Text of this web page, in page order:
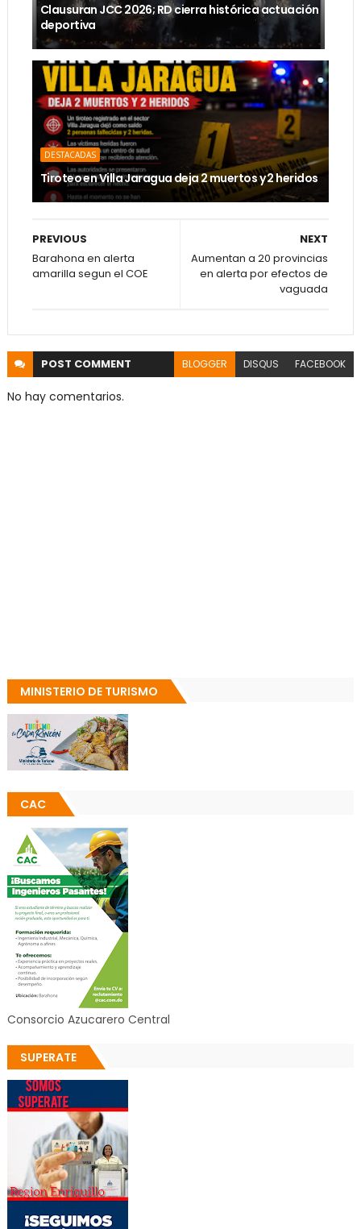
Clausuran JCC 2026; RD cierra histórica actuación
deportiva
DESTACADAS
Tiroteo en Villa Jaragua deja 2 muertos y 2 heridos
NEXT
Aumentan a 20 provincias
en alerta por efectos de
vaguada
PREVIOUS
Barahona en alerta
amarilla segun el COE
POST COMMENT BLOGGER DISQUS FACEBOOK
No hay comentarios.
MINISTERIO DE TURISMO
CAC
Consorcio Azucarero Central
SUPERATE